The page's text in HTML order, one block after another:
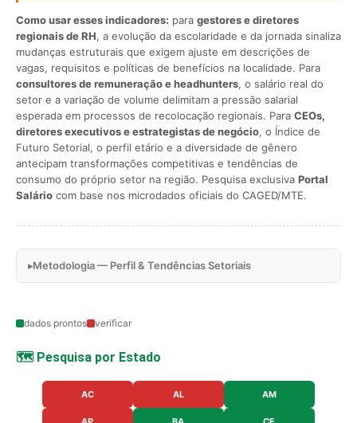
Como usar esses indicadores: para gestores e diretores
regionais de RH, a evolução da escolaridade e da jornada sinaliza
mudanças estruturais que exigem ajuste em descrições de
vagas, requisitos e políticas de benefícios na localidade. Para
consultores de remuneração e headhunters, o salário real do
setor e a variação de volume delimitam a pressão salarial
esperada em processos de recolocação regionais. Para CEOs,
diretores executivos e estrategistas de negócio, o Índice de
Futuro Setorial, o perfil etário e a diversidade de gênero
antecipam transformações competitivas e tendências de
consumo do próprio setor na região. Pesquisa exclusiva Portal
Salário com base nos microdados oficiais do CAGED/MTE.
Metodologia — Perfil & Tendências Setoriais
dados prontos verificar
🗺️ Pesquisa por Estado
AC AL AM